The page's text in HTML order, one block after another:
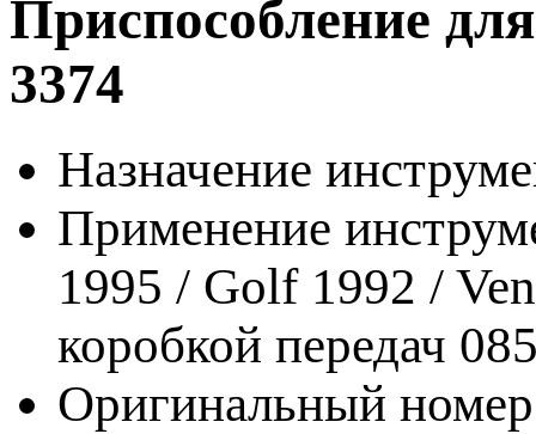
Приспособление
3374
Назначение
Применение
1995 / Golf 1992 /
коробкой передач
Оригинальный